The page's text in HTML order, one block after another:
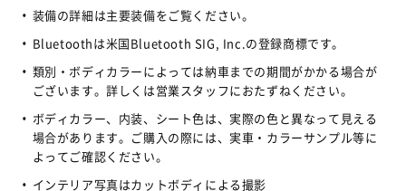
装備の詳細は主要装備をご覧ください。
Bluetoothは米国Bluetooth SIG, Inc.の登録商標です。
類別・ボディカラーによっては納車までの期間がかかる場合が
ございます。詳しくは営業スタッフにおたずねください。
ボディカラー、内装、シート色は、実際の色と異なって見える
場合があります。ご購入の際には、実車・カラーサンプル等に
よってご確認ください。
インテリア写真はカットボディによる撮影